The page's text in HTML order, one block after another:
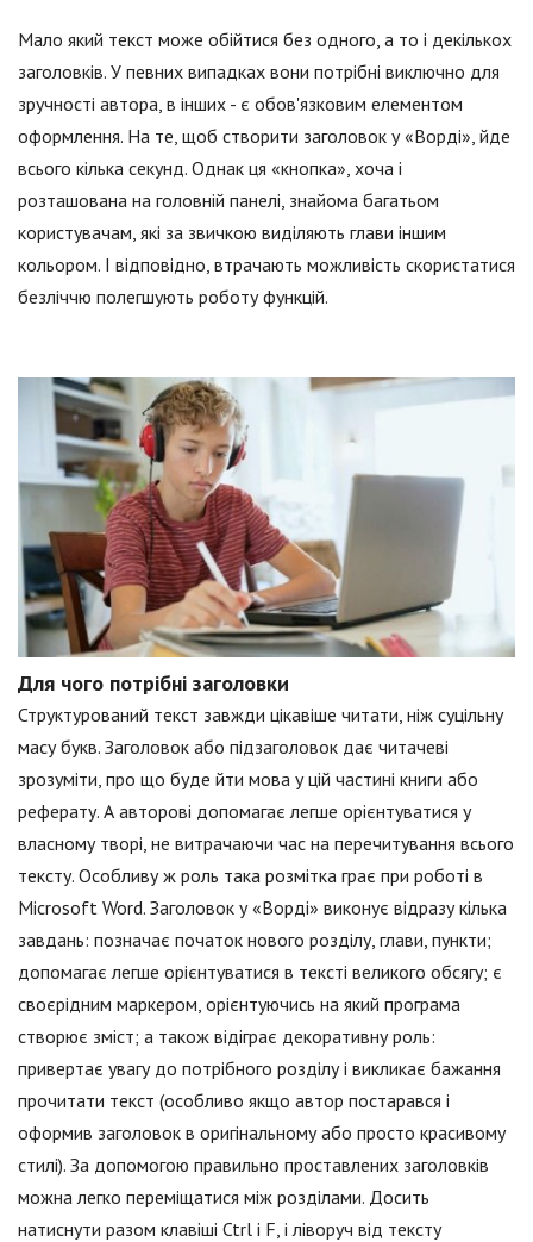
Мало який текст може обійтися без одного, а то і декількох
заголовків. У певних випадках вони потрібні виключно для
зручності автора, в інших - є обов'язковим елементом
оформлення. На те, щоб створити заголовок у «Ворді», йде
всього кілька секунд. Однак ця «кнопка», хоча і
розташована на головній панелі, знайома багатьом
користувачам, які за звичкою виділяють глави іншим
кольором. І відповідно, втрачають можливість скористатися
безліччю полегшують роботу функцій.
Для чого потрібні заголовки
Структурований текст завжди цікавіше читати, ніж суцільну
масу букв. Заголовок або підзаголовок дає читачеві
зрозуміти, про що буде йти мова у цій частині книги або
реферату. А авторові допомагає легше орієнтуватися у
власному творі, не витрачаючи час на перечитування всього
тексту. Особливу ж роль така розмітка грає при роботі в
Microsoft Word. Заголовок у «Ворді» виконує відразу кілька
завдань: позначає початок нового розділу, глави, пункти;
допомагає легше орієнтуватися в тексті великого обсягу; є
своєрідним маркером, орієнтуючись на який програма
створює зміст; а також відіграє декоративну роль:
привертає увагу до потрібного розділу і викликає бажання
прочитати текст (особливо якщо автор постарався і
оформив заголовок в оригінальному або просто красивому
стилі). За допомогою правильно проставлених заголовків
можна легко переміщатися між розділами. Досить
натиснути разом клавіші Ctrl і F, і ліворуч від тексту